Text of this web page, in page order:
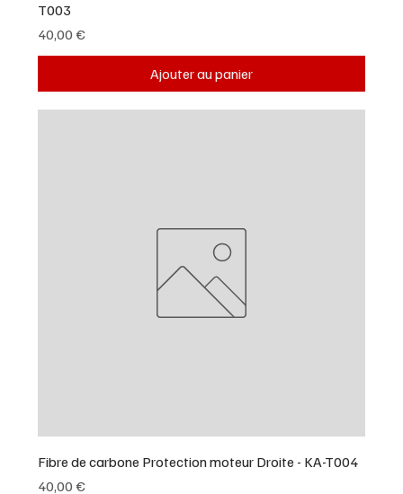
T003
Prix
40,00 €
Ajouter au panier
Fibre de carbone Protection moteur Droite - KA-T004
Prix
40,00 €